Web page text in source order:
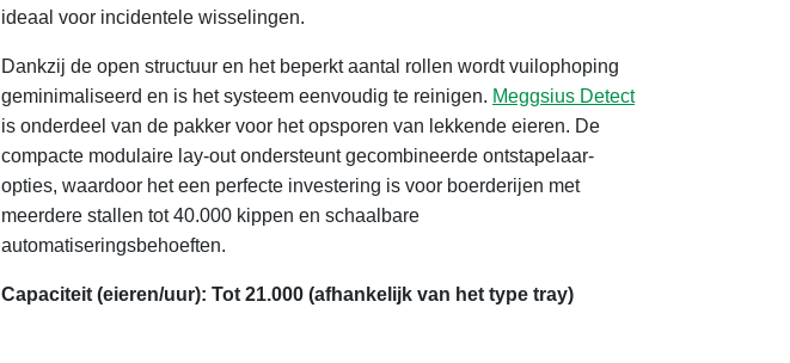
ideaal voor incidentele wisselingen.
Dankzij de open structuur en het beperkt aantal rollen wordt vuilophoping
geminimaliseerd en is het systeem eenvoudig te reinigen. Meggsius Detect
is onderdeel van de pakker voor het opsporen van lekkende eieren. De
compacte modulaire lay-out ondersteunt gecombineerde ontstapelaar-
opties, waardoor het een perfecte investering is voor boerderijen met
meerdere stallen tot 40.000 kippen en schaalbare
automatiseringsbehoeften.
Capaciteit (eieren/uur): Tot 21.000 (afhankelijk van het type tray)